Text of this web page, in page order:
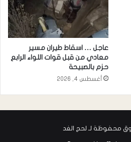
عاجل … اسقاط طيران مسير
معادي من قبل قوات اللواء الرابع
حزم بالصبيحة
أغسطس 4, 2026
محفوظة لـ لحج الغد